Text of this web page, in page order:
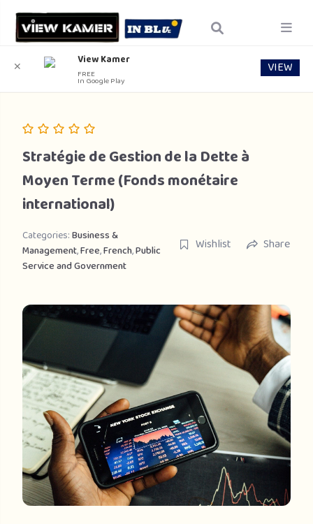
Stratégie de Gestion de la Dette à
Moyen Terme (Fonds monétaire
international)
Categories:Business &
Management,Free,French,Public
Service and Government
Wishlist Share
✕ View Kamer
FREE
In Google Play
VIEW